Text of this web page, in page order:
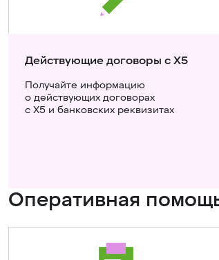
Действующие договоры с Х5
Получайте информацию
о действующих договорах
с Х5 и банковских реквизитах
Оперативная